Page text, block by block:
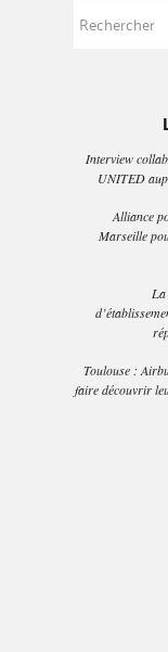
Interview
UNITED
Alliance
Marseille
Toulouse :
faire découvrir